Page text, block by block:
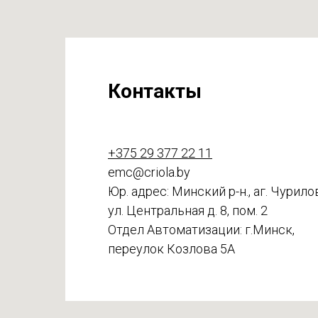
Контакты
+375 29 377 22 11
emc@criola.by
Юр. адрес: Минский р-н., аг.
ул. Центральная д. 8, пом. 2
Отдел Автоматизации: г.Минск,
переулок Козлова 5А